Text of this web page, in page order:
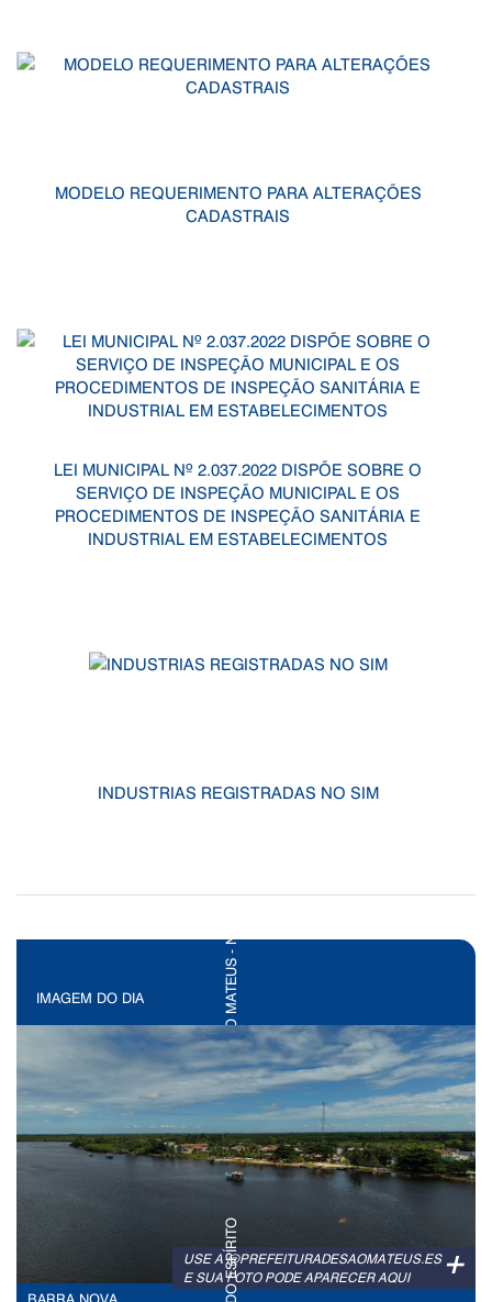
MODELO REQUERIMENTO PARA ALTERAÇÕES
CADASTRAIS
LEI MUNICIPAL Nº 2.037.2022 DISPÕE SOBRE O
SERVIÇO DE INSPEÇÃO MUNICIPAL E OS
PROCEDIMENTOS DE INSPEÇÃO SANITÁRIA E
INDUSTRIAL EM ESTABELECIMENTOS
INDUSTRIAS REGISTRADAS NO SIM
IMAGEM DO DIA
+
USE A @PREFEITURADESAOMATEUS.ES
E SUA FOTO PODE APARECER AQUI